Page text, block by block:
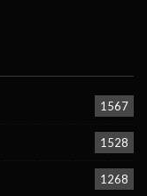
1567
1528
1268